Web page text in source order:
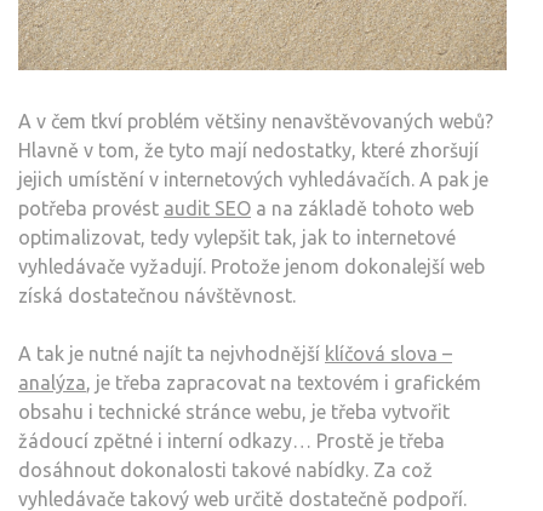
A v čem tkví problém většiny nenavštěvovaných webů?
Hlavně v tom, že tyto mají nedostatky, které zhoršují
jejich umístění v internetových vyhledávačích. A pak je
potřeba provést audit SEO a na základě tohoto web
optimalizovat, tedy vylepšit tak, jak to internetové
vyhledávače vyžadují. Protože jenom dokonalejší web
získá dostatečnou návštěvnost.
A tak je nutné najít ta nejvhodnější klíčová slova –
analýza, je třeba zapracovat na textovém i grafickém
obsahu i technické stránce webu, je třeba vytvořit
žádoucí zpětné i interní odkazy… Prostě je třeba
dosáhnout dokonalosti takové nabídky. Za což
vyhledávače takový web určitě dostatečně podpoří.